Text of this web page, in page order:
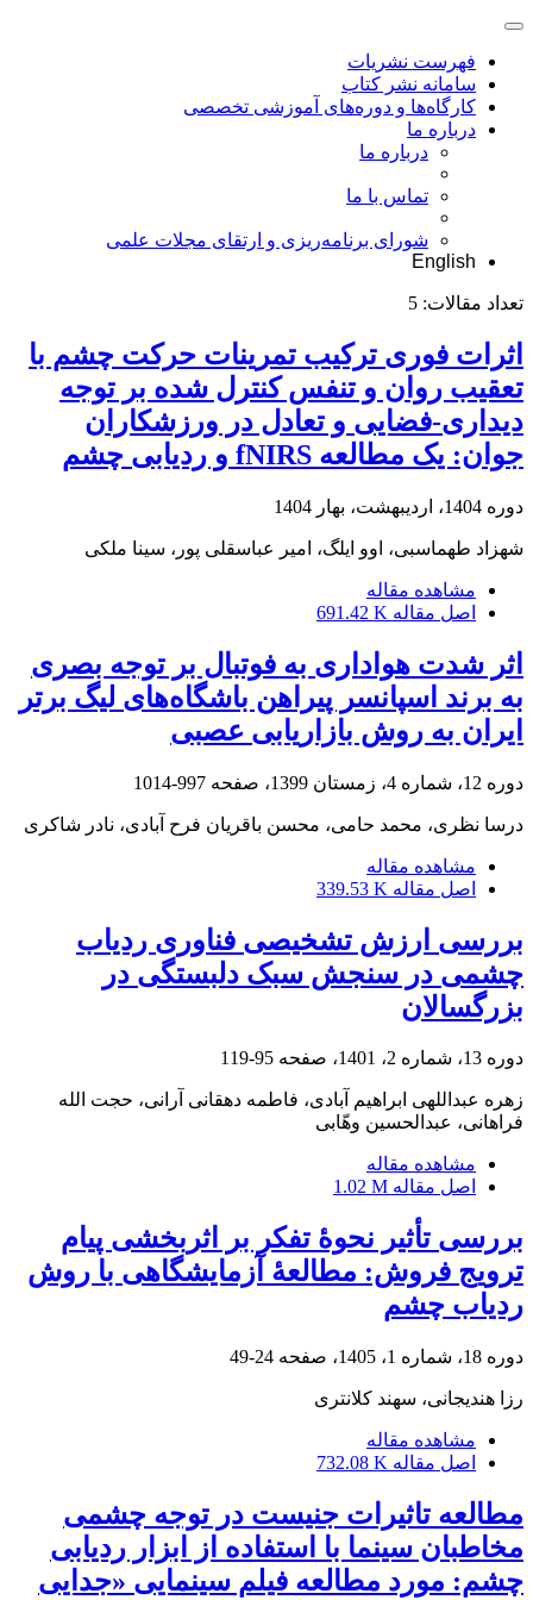
فهرست نشریات
سامانه نشر کتاب
کارگاه‌ها و دوره‌های آموزشی تخصصی
درباره ما
درباره ما
تماس با ما
شورای برنامه‌ریزی و ارتقای مجلات علمی
English
تعداد مقالات: 5
اثرات فوری ترکیب تمرینات حرکت چشم با
تعقیب روان و تنفس کنترل شده بر توجه
دیداری-فضایی و تعادل در ورزشکاران
جوان: یک مطالعه fNIRS و ردیابی چشم
دوره 1404، اردیبهشت، بهار 1404
شهزاد طهماسبی، اوو ایلگ، امیر عباسقلی پور، سینا ملکی
مشاهده مقاله
اصل مقاله 691.42 K
اثر شدت هواداری به فوتبال بر توجه بصری
به برند اسپانسر پیراهن باشگاه‌های لیگ برتر
ایران به روش بازاریابی عصبی
دوره 12، شماره 4، زمستان 1399، صفحه 997-1014
درسا نظری، محمد حامی، محسن باقریان فرح آبادی، نادر شاکری
مشاهده مقاله
اصل مقاله 339.53 K
بررسی ارزش تشخیصی فناوری ردیاب
چشمی در سنجش سبک دلبستگی در
بزرگسالان
دوره 13، شماره 2، 1401، صفحه 95-119
زهره عبداللهی ابراهیم آبادی، فاطمه دهقانی آرانی، حجت الله
فراهانی، عبدالحسین وهّابی
مشاهده مقاله
اصل مقاله 1.02 M
بررسی تأثیر نحوۀ تفکر بر اثربخشی پیام
ترویج فروش: مطالعۀ آزمایشگاهی با روش
ردیاب چشم
دوره 18، شماره 1، 1405، صفحه 24-49
رزا هندیجانی، سهند کلانتری
مشاهده مقاله
اصل مقاله 732.08 K
مطالعه تاثیرات جنیست در توجه چشمی
مخاطبان سینما با استفاده از ابزار ردیابی
چشم: مورد مطالعه فیلم سینمایی «جدایی